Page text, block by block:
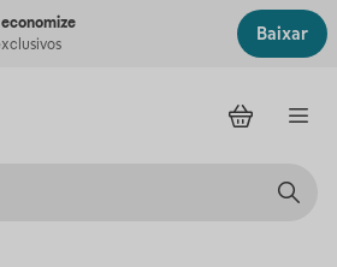
Baixar